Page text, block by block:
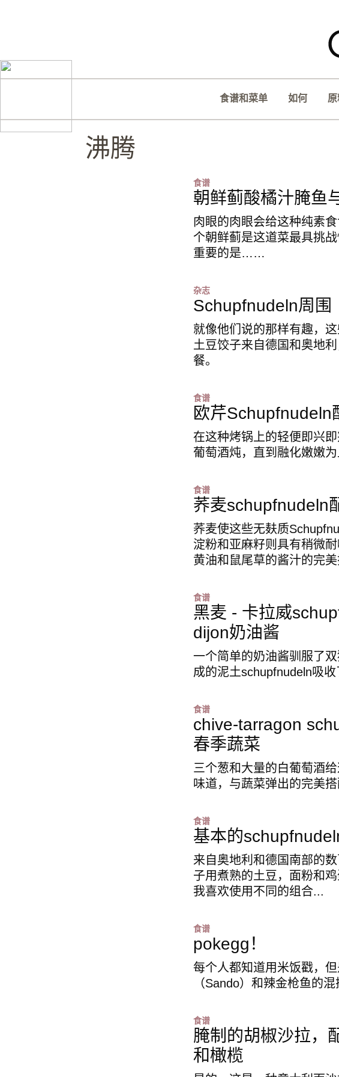
食谱和菜单 如何
沸腾
食谱
朝鲜蓟酸橘汁腌鱼
肉眼的肉眼会给这种纯素
个朝鲜蓟是这道菜最具挑
重要的是……
杂志
Schupfnudeln周围
就像他们说的那样有趣，
土豆饺子来自德国和奥地
餐。
食谱
欧芹Schupfnudeln
在这种烤锅上的轻便即兴
葡萄酒炖，直到融化嫩嫩
食谱
荞麦schupfnudeln
荞麦使这些无麸质
淀粉和亚麻籽则具有稍微
黄油和鼠尾草的酱汁的完
食谱
黑麦 - 卡拉威
dijon奶油酱
一个简单的奶油酱驯服了
成的泥土schupfnudeln吸收
食谱
chive-tarragon
春季蔬菜
三个葱和大量的白葡萄酒
味道，与蔬菜弹出的完美
食谱
基本的
来自奥地利和德国南部的
子用煮熟的土豆，面粉和
我喜欢使用不同的组合...
食谱
pokegg！
每个人都知道用米饭戳，
（Sando）和辣金枪鱼的混
食谱
腌制的胡椒沙拉，
和橄榄